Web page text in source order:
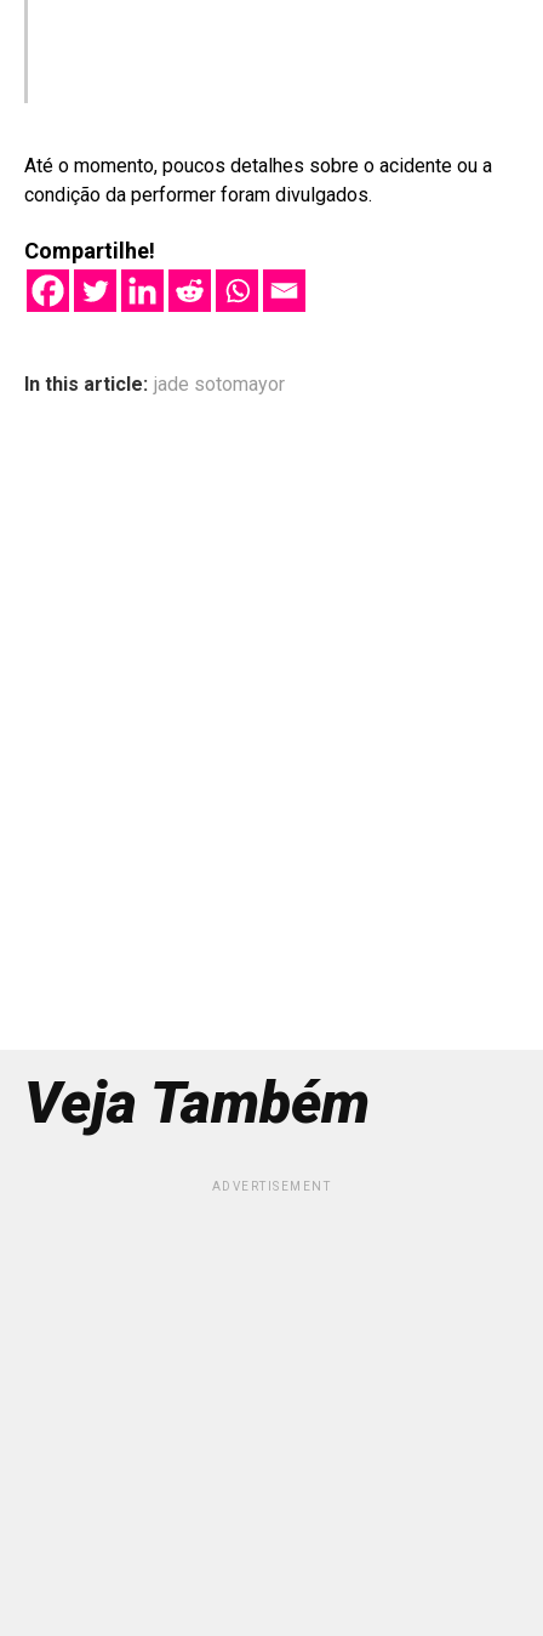
Até o momento, poucos detalhes sobre o acidente ou a
condição da performer foram divulgados.
Compartilhe!
In this article: jade sotomayor
Veja Também
ADVERTISEMENT